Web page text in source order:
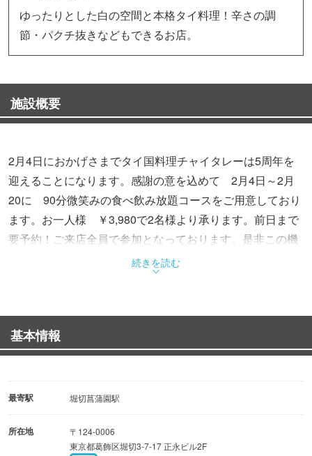
ゆったりとした白の空間と本格タイ料理！辛さの調
節・パクチ抜きなどもできるお店。
施設概要
2月4日におかげさまでタイ国料理チャイタレーは5周年を
迎えることになります。感謝の意を込めて 2月4日～2月
20に 90分微笑みの食べ飲み放題コースをご用意しており
ます。お一人様 ￥3,980で2名様より承ります。前日まで
要予約！ご来店全員で参加となっております。是非この機
会でタイ国料理チャイタレーの本格なタイ料理の味をご堪
続きを読む
基本情報
最寄駅 堀切菖蒲園駅
所在地
〒124-0006
東京都葛飾区堀切3-7-17 正永ビル2F